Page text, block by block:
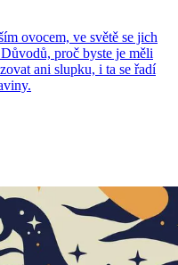
ovocem, ve světě se jich
proč byste je měli
ani slupku, i ta se řadí